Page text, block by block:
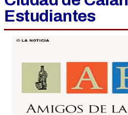
Estudiantes